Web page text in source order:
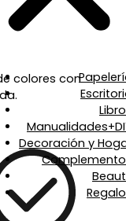
Decoración y
colores con